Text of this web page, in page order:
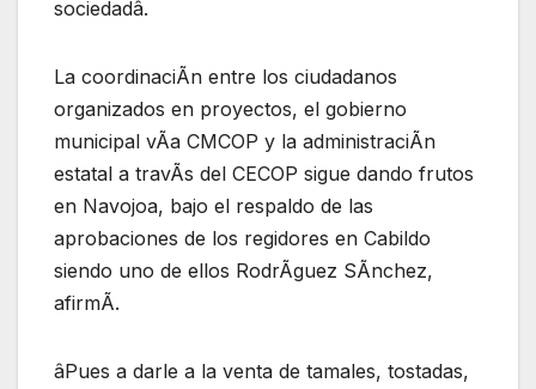
sociedadâ.
La coordinaciÃn entre los ciudadanos
organizados en proyectos, el gobierno
municipal vÃa CMCOP y la administraciÃn
estatal a travÃs del CECOP sigue dando frutos
en Navojoa, bajo el respaldo de las
aprobaciones de los regidores en Cabildo
siendo uno de ellos RodrÃguez SÃnchez,
afirmÃ.
âPues a darle a la venta de tamales, tostadas,